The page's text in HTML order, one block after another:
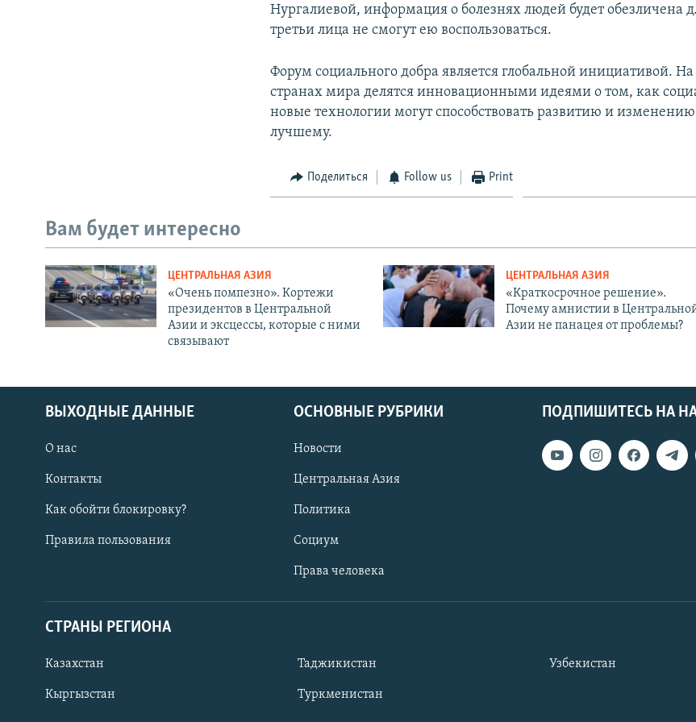
Нургалиевой, информация о болезнях людей будет обезличена
третьи лица не смогут ею воспользоваться.
Форум социального добра является глобальной инициативой.
странах мира делятся инновационными идеями о том, как
новые технологии могут способствовать развитию и
лучшему.
Поделиться Follow us Print
Вам будет интересно
ЦЕНТРАЛЬНАЯ АЗИЯ
«Очень помпезно». Кортежи
президентов в Центральной
Азии и эксцессы, которые с ними
связывают
ЦЕНТРАЛЬНАЯ АЗИЯ
«Краткосрочное решение».
Почему амнистии в
Азии не панацея от проблемы?
ПОДПИШИТЕСЬ НА
ВЫХОДНЫЕ ДАННЫЕ
О нас
Контакты
Как обойти блокировку?
Правила пользования
ОСНОВНЫЕ РУБРИКИ
Новости
Центральная Азия
Политика
Социум
Права человека
СТРАНЫ РЕГИОНА
Казахстан
Кыргызстан
Таджикистан
Туркменистан
Узбекистан